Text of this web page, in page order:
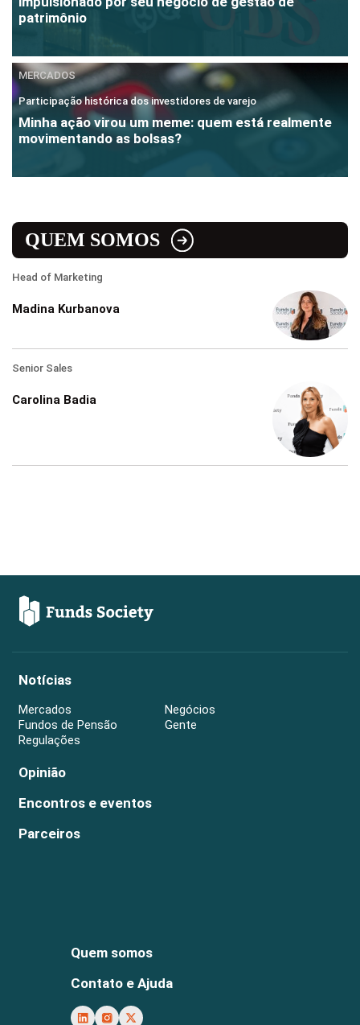
patrimônio
MERCADOS
Participação histórica dos investidores de varejo
Minha ação virou um meme: quem está realmente
movimentando as bolsas?
QUEM SOMOS
Head of Marketing
Madina Kurbanova
Senior Sales
Carolina Badia
Notícias
Mercados
Negócios
Fundos de Pensão
Gente
Regulações
Opinião
Encontros e eventos
Parceiros
Quem somos
Contato e Ajuda